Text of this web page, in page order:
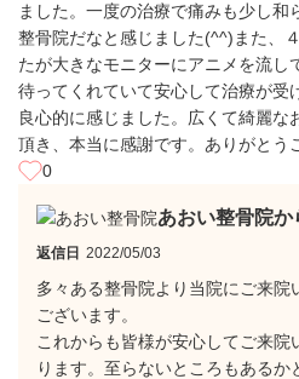
ました。一度の治療で痛みも少し和
整骨院だなと感じました(^^)また、
たが大きなモニターにアニメを流し
待ってくれていて安心して治療が受
良心的に感じました。広くて綺麗な
頂き、本当に感謝です。ありがとう
0
あおい整骨院か
返信日 2022/05/03
多々ある整骨院より当院にご来院
ございます。
これからも皆様が安心してご来院
ります。至らないところもあるか